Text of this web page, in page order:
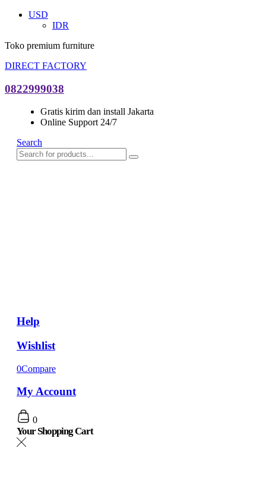
USD
IDR
Toko premium furniture
DIRECT FACTORY
0822999038
Gratis kirim dan install Jakarta
Online Support 24/7
Search
Help
Wishlist
0Compare
My Account
0
Your Shopping Cart